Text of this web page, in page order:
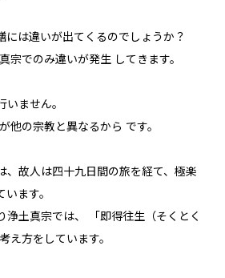
には違いが出てくるのでしょうか？
宗でのみ違いが発生 してきます。
いません。
他の宗教と異なるから です。
、故人は四十九日間の旅を経て、極楽
ます。
浄土真宗では、 「即得往生（そくとく
え方をしています。